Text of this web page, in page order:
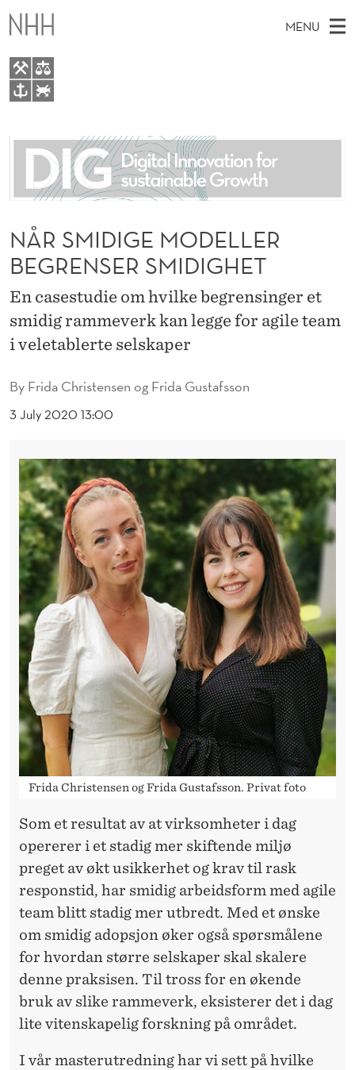
N
Å
R
S
M
G
E
M
O
E
L
MENU
A
M
E
N
U
E
H
E
B
S
E
About
People
For students
AI report Norway
By Frida Christensen og Frida Gustafsson
3 July 2020 13:00
NÅR SMIDIGE MODELLER
BEGRENSER SMIDIGHET
En casestudie om hvilke begrensinger et
smidig rammeverk kan legge for agile team
i veletablerte selskaper
Frida Christensen og Frida Gustafsson. Privat foto
Som et resultat av at virksomheter i dag
opererer i et stadig mer skiftende miljø
preget av økt usikkerhet og krav til rask
responstid, har smidig arbeidsform med agile
team blitt stadig mer utbredt. Med et ønske
om smidig adopsjon øker også spørsmålene
for hvordan større selskaper skal skalere
denne praksisen. Til tross for en økende
bruk av slike rammeverk, eksisterer det i dag
lite vitenskapelig forskning på området.
I vår masterutredning har vi sett på hvilke